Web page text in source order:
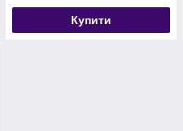
Купити